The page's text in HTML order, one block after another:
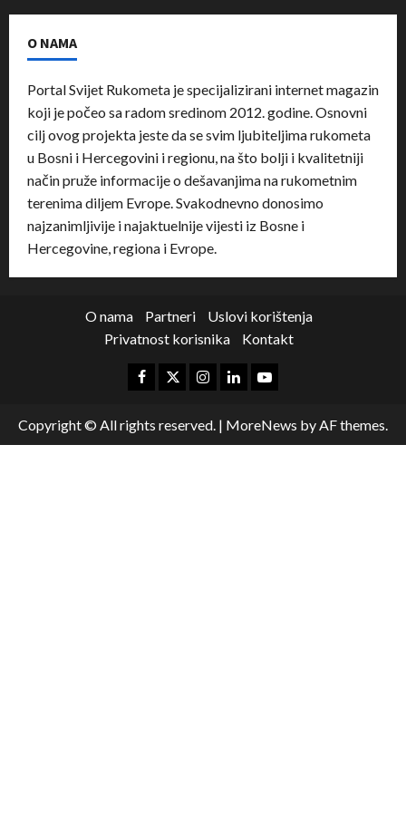
O NAMA
Portal Svijet Rukometa je specijalizirani internet magazin
koji je počeo sa radom sredinom 2012. godine. Osnovni
cilj ovog projekta jeste da se svim ljubiteljima rukometa
u Bosni i Hercegovini i regionu, na što bolji i kvalitetniji
način pruže informacije o dešavanjima na rukometnim
terenima diljem Evrope. Svakodnevno donosimo
najzanimljivije i najaktuelnije vijesti iz Bosne i
Hercegovine, regiona i Evrope.
O nama Partneri
Uslovi korištenja
Privatnost korisnika
Kontakt
Copyright © All rights reserved. | MoreNews by AF themes.